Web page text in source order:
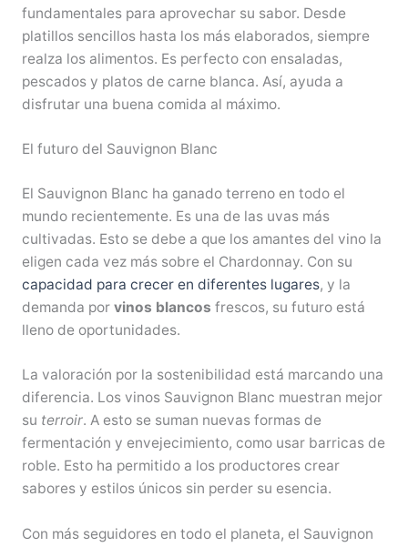
fundamentales para aprovechar su sabor. Desde
platillos sencillos hasta los más elaborados, siempre
realza los alimentos. Es perfecto con ensaladas,
pescados y platos de carne blanca. Así, ayuda a
disfrutar una buena comida al máximo.
El futuro del Sauvignon Blanc
El Sauvignon Blanc ha ganado terreno en todo el
mundo recientemente. Es una de las uvas más
cultivadas. Esto se debe a que los amantes del vino la
eligen cada vez más sobre el Chardonnay. Con su
capacidad para crecer en diferentes lugares, y la
demanda por vinos blancos frescos, su futuro está
lleno de oportunidades.
La valoración por la sostenibilidad está marcando una
diferencia. Los vinos Sauvignon Blanc muestran mejor
su terroir. A esto se suman nuevas formas de
fermentación y envejecimiento, como usar barricas de
roble. Esto ha permitido a los productores crear
sabores y estilos únicos sin perder su esencia.
Con más seguidores en todo el planeta, el Sauvignon